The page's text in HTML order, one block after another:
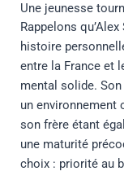
Une jeunesse
Rappelons
histoire
entre la France et
mental solide. Son
un environnement
son frère étant
une maturité
choix : priorité au